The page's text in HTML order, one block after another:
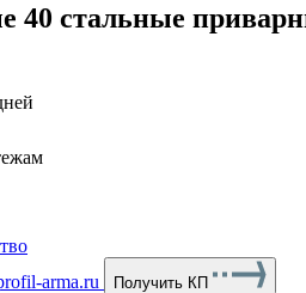
40 стальные
arma.ru Получить КП